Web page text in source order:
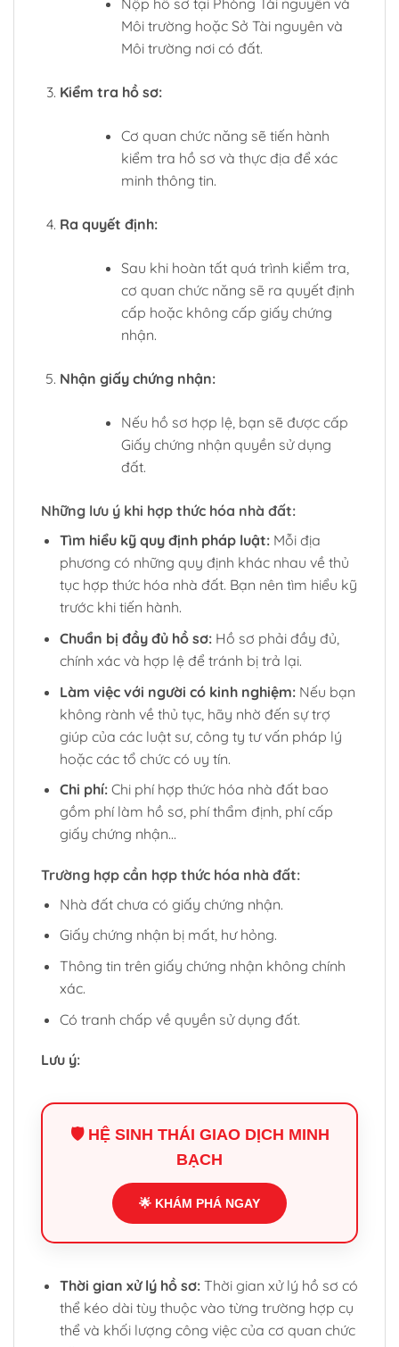
Nộp hồ sơ tại Phòng Tài nguyên và
Môi trường hoặc Sở Tài nguyên và
Môi trường nơi có đất.
Kiểm tra hồ sơ:
Cơ quan chức năng sẽ tiến hành
kiểm tra hồ sơ và thực địa để xác
minh thông tin.
Ra quyết định:
Sau khi hoàn tất quá trình kiểm tra,
cơ quan chức năng sẽ ra quyết định
cấp hoặc không cấp giấy chứng
nhận.
Nhận giấy chứng nhận:
Nếu hồ sơ hợp lệ, bạn sẽ được cấp
Giấy chứng nhận quyền sử dụng
đất.
Những lưu ý khi hợp thức hóa nhà đất:
Tìm hiểu kỹ quy định pháp luật:Mỗi địa
phương có những quy định khác nhau về thủ
tục hợp thức hóa nhà đất. Bạn nên tìm hiểu kỹ
trước khi tiến hành.
Chuẩn bị đầy đủ hồ sơ:Hồ sơ phải đầy đủ,
chính xác và hợp lệ để tránh bị trả lại.
Làm việc với người có kinh nghiệm:Nếu bạn
không rành về thủ tục, hãy nhờ đến sự trợ
giúp của các luật sư, công ty tư vấn pháp lý
hoặc các tổ chức có uy tín.
Chi phí:Chi phí hợp thức hóa nhà đất bao
gồm phí làm hồ sơ, phí thẩm định, phí cấp
giấy chứng nhận…
Trường hợp cần hợp thức hóa nhà đất:
Nhà đất chưa có giấy chứng nhận.
Giấy chứng nhận bị mất, hư hỏng.
Thông tin trên giấy chứng nhận không chính
xác.
Có tranh chấp về quyền sử dụng đất.
Lưu ý:
🛡️ HỆ SINH THÁI GIAO DỊCH MINH
BẠCH
🌟 KHÁM PHÁ NGAY
Thời gian xử lý hồ sơ:Thời gian xử lý hồ sơ có
thể kéo dài tùy thuộc vào từng trường hợp cụ
thể và khối lượng công việc của cơ quan chức